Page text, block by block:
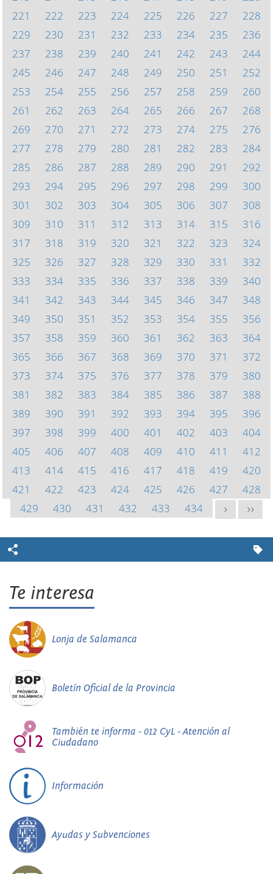
221
222 223 224 225 226 227
228
229
230 231 232 233 234 235
236
237
238 239 240 241 242 243
244
245
246 247 248 249 250 251
252
253
254 255 256 257 258 259
260
261
262 263 264 265 266 267
268
269
270 271 272 273 274 275
276
277
278 279 280 281 282 283
284
285
286 287 288 289 290 291
292
293
294 295 296 297 298 299
300
301
302 303 304 305 306 307
308
309
310 311 312 313 314 315
316
317
318 319 320 321 322 323
324
325
326 327 328 329 330 331
332
333
334 335 336 337 338 339
340
341
342 343 344 345 346 347
348
349
350 351 352 353 354 355
356
357
358 359 360 361 362 363
364
365
366 367 368 369 370 371
372
373
374 375 376 377 378 379
380
381
382 383 384 385 386 387
388
389
390 391 392 393 394 395
396
397
398 399 400 401 402 403
404
405
406 407 408 409 410 411
412
413
414 415 416 417 418 419
420
421
422 423 424 425 426 427
428
429
430 431 432 433 434 > >>
Te interesa
Lonja de Salamanca
Boletín Oficial de la Provincia
También te informa - 012 CyL - Atención al
Ciudadano
Información
Ayudas y Subvenciones